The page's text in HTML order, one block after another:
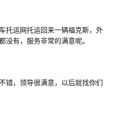
托运网托运回来一辆福克斯，外
没有，服务非常的满意呢。
错，领导很满意，以后就找你们